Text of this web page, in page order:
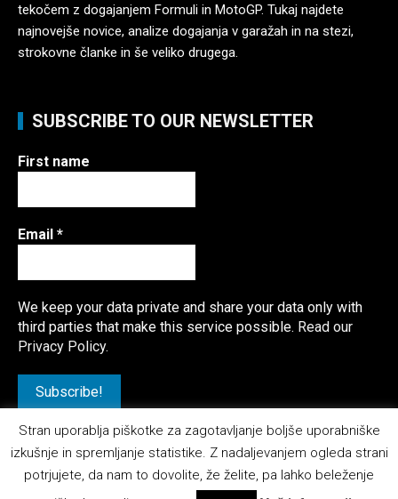
tekočem z dogajanjem Formuli in MotoGP. Tukaj najdete
najnovejše novice, analize dogajanja v garažah in na stezi,
strokovne članke in še veliko drugega.
SUBSCRIBE TO OUR NEWSLETTER
First name
Email *
We keep your data private and share your data only with
third parties that make this service possible. Read our
Privacy Policy.
Stran uporablja piškotke za zagotavljanje boljše uporabniške
izkušnje in spremljanje statistike. Z nadaljevanjem ogleda strani
potrjujete, da nam to dovolite, že želite, pa lahko beleženje